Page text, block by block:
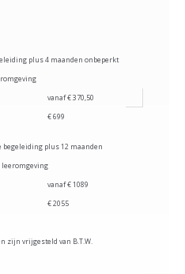
plus 4 maanden onbeperkt
vanaf € 370,50
€ 699
plus 12 maanden
vanaf € 1089
€ 2055
zijn vrijgesteld van B.T.W.